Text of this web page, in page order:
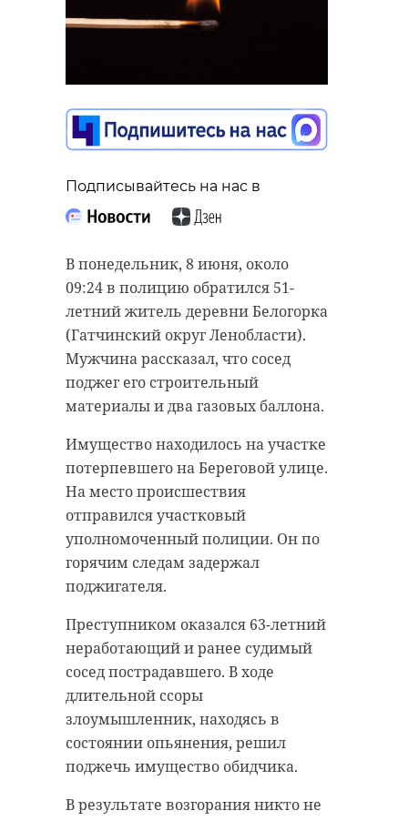
Подписывайтесь на нас в
В понедельник, 8 июня, около
09:24 в полицию обратился 51-
летний житель деревни Белогорка
(Гатчинский округ Ленобласти).
Мужчина рассказал, что сосед
поджег его строительный
материалы и два газовых баллона.
Имущество находилось на участке
потерпевшего на Береговой улице.
На место происшествия
отправился участковый
уполномоченный полиции. Он по
горячим следам задержал
поджигателя.
Преступником оказался 63-летний
неработающий и ранее судимый
сосед пострадавшего. В ходе
длительной ссоры
злоумышленник, находясь в
состоянии опьянения, решил
поджечь имущество обидчика.
В результате возгорания никто не